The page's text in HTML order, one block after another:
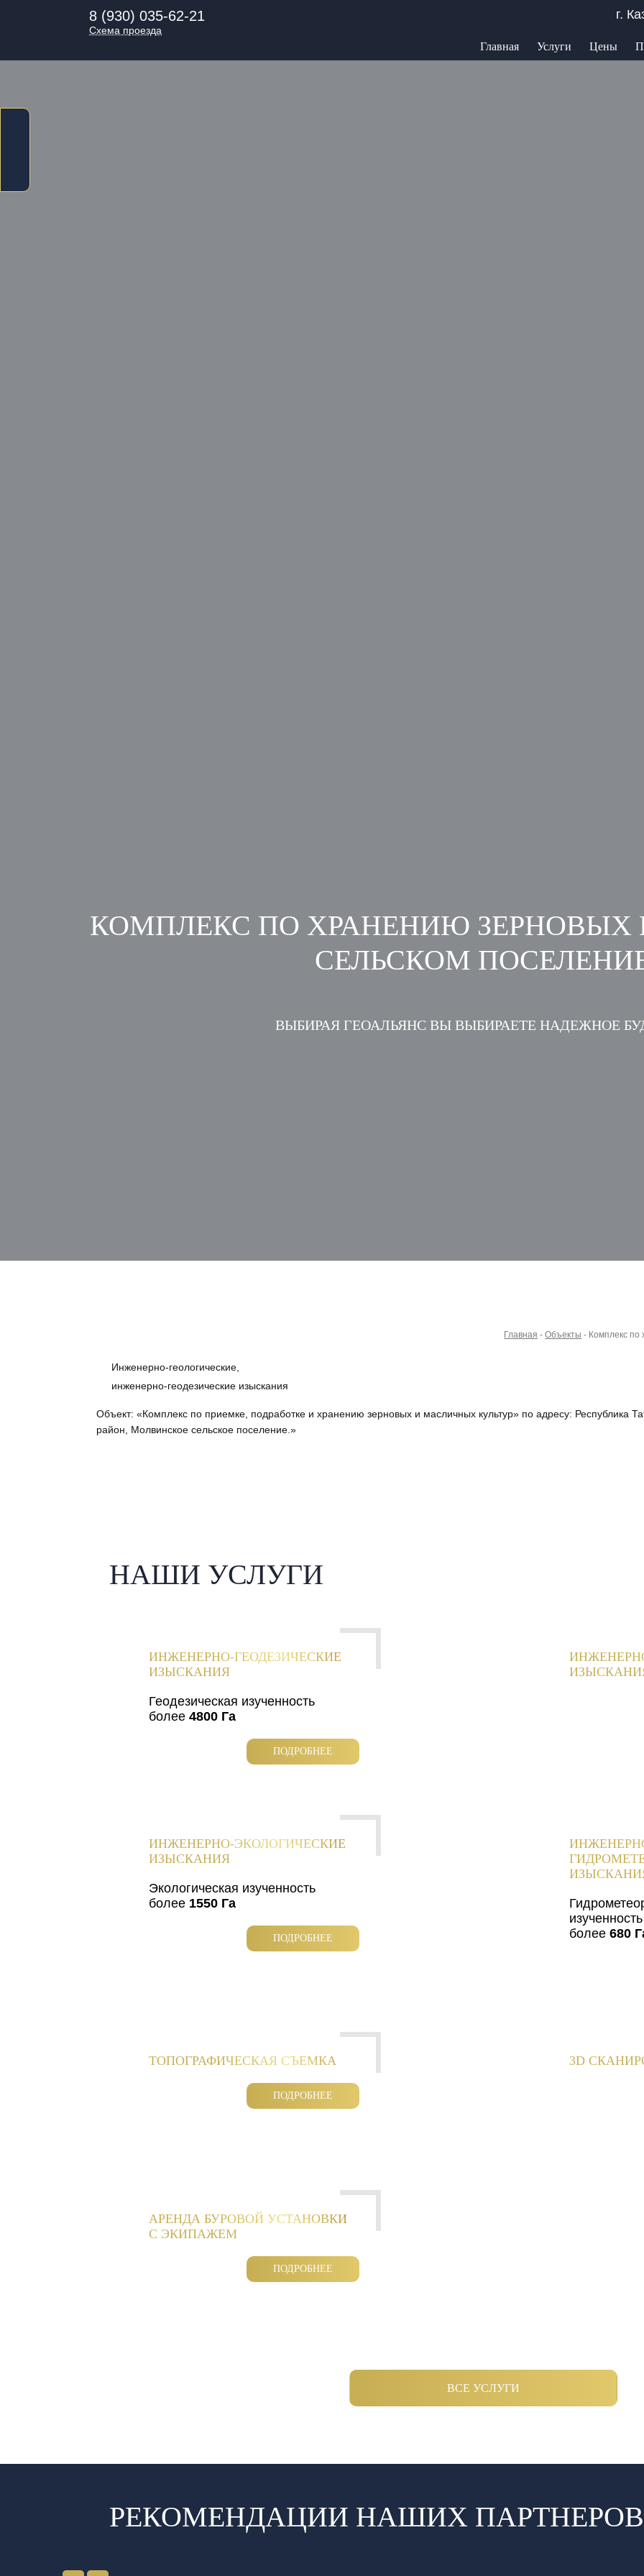
8 (930) 035-62-21
Схема проезда
г.
Главная Услуги Цены
КОМПЛЕКС ПО ХРАНЕНИЮ
СЕЛЬСКОМ
ВЫБИРАЯ ГЕОАЛЬЯНС ВЫ ВЫБИРАЕТЕ НАДЕЖНОЕ
Главная -Объекты - Комплекс по
Инженерно-геологические,
инженерно-геодезические изыскания
Объект: «Комплекс по приемке, подработке и хранению зерновых и масличных культур» по адресу: Республика
район, Молвинское сельское поселение.»
НАШИ УСЛУГИ
ИНЖЕНЕРНО-ГЕОДЕЗИЧЕСКИЕ
ИЗЫСКАНИЯ
Геодезическая изученность
более 4800 Га
ПОДРОБНЕЕ
ИНЖЕНЕРНО-ЭКОЛОГИЧЕСКИЕ
ИЗЫСКАНИЯ
Экологическая изученность
более 1550 Га
ПОДРОБНЕЕ
изученность
более 680
ТОПОГРАФИЧЕСКАЯ СЪЕМКА
ПОДРОБНЕЕ
3D
АРЕНДА БУРОВОЙ УСТАНОВКИ
С ЭКИПАЖЕМ
ПОДРОБНЕЕ
ВСЕ УСЛУГИ
РЕКОМЕНДАЦИИ НАШИХ ПАРТНЕРОВ